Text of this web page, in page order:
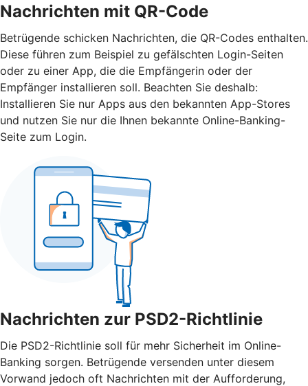
Nachrichten mit QR-Code
Betrügende schicken Nachrichten, die QR-Codes enthalten.
Diese führen zum Beispiel zu gefälschten Login-Seiten
oder zu einer App, die die Empfängerin oder der
Empfänger installieren soll. Beachten Sie deshalb:
Installieren Sie nur Apps aus den bekannten App-Stores
und nutzen Sie nur die Ihnen bekannte Online-Banking-
Seite zum Login.
Nachrichten zur PSD2-Richtlinie
Die PSD2-Richtlinie soll für mehr Sicherheit im Online-
Banking sorgen. Betrügende versenden unter diesem
Vorwand jedoch oft Nachrichten mit der Aufforderung,